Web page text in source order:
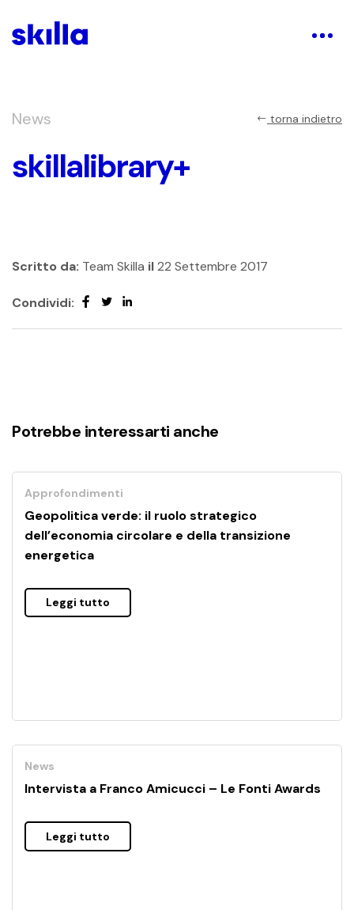
News torna indietro
skillalibrary+
Scritto da: Team Skilla il22 Settembre 2017
Condividi:
Potrebbe interessarti anche
Approfondimenti
Geopolitica verde: il ruolo strategico
dell’economia circolare e della transizione
energetica
Leggi tutto
News
Intervista a Franco Amicucci – Le Fonti Awards
Leggi tutto